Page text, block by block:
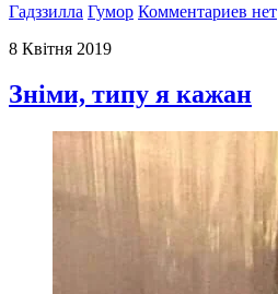
Гадззилла Гумор Комментариев нет
8 Квітня 2019
Зніми, типу я кажан